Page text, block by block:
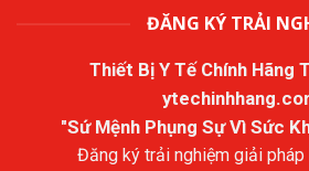
ĐĂNG KÝ TRẢI
Thiết Bị Y Tế Chính Hãng
"Sứ Mệnh Phụng Sự Vì Sức
Đăng ký trải nghiệm giải pháp